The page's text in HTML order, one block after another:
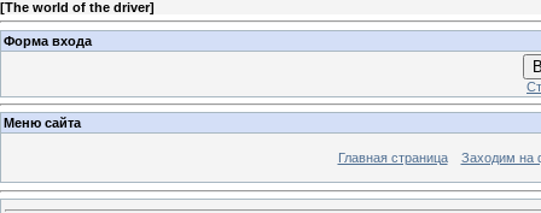
[The world of the driver]
Форма входа
Меню сайта
Главная страница Заходим на